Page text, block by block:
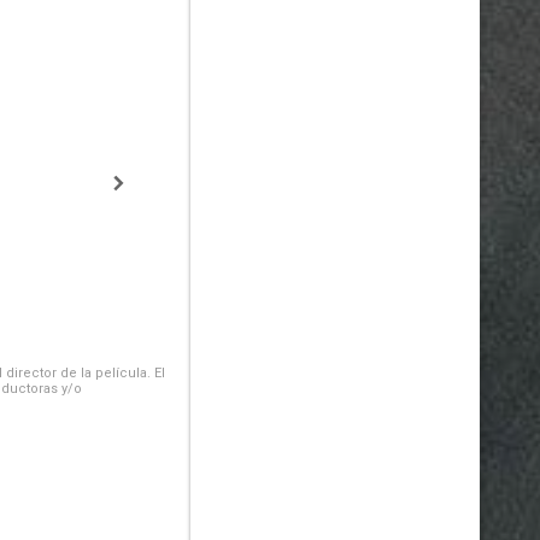
de la película. El
y/o